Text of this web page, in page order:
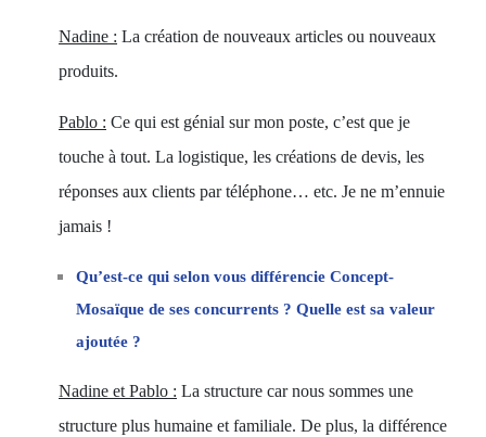
Nadine : La création de nouveaux articles ou nouveaux
produits.
Pablo : Ce qui est génial sur mon poste, c’est que je
touche à tout. La logistique, les créations de devis, les
réponses aux clients par téléphone… etc. Je ne m’ennuie
jamais !
Qu’est-ce qui selon vous différencie Concept-
Mosaïque de ses concurrents ? Quelle est sa valeur
ajoutée ?
Nadine et Pablo : La structure car nous sommes une
structure plus humaine et familiale. De plus, la différence